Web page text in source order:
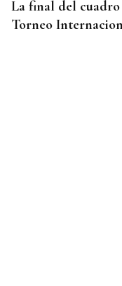
La final del cuadro
Torneo